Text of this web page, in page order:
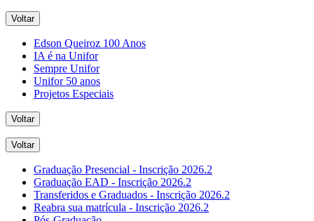
Voltar
Edson Queiroz 100 Anos
IA é na Unifor
Sempre Unifor
Unifor 50 anos
Projetos Especiais
Voltar
Voltar
Graduação Presencial - Inscrição 2026.2
Graduação EAD - Inscrição 2026.2
Transferidos e Graduados - Inscrição 2026.2
Reabra sua matrícula - Inscrição 2026.2